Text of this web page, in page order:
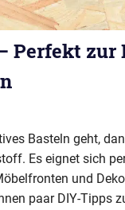
Perfekt zur
Basteln geht,
Es eignet sich
und
paar DIY-Tipps